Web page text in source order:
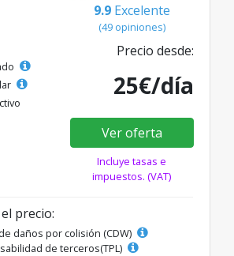
9.9 Excelente
(49 opiniones)
Precio desde:
25€/día
Ver oferta
Incluye tasas e
impuestos. (VAT)
precio:
daños por colisión (CDW)
de terceros(TPL)